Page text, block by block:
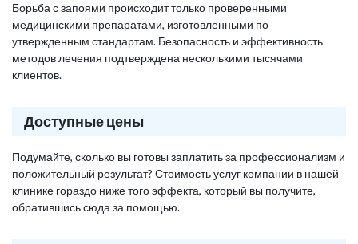
Борьба с запоями происходит только проверенными
медицинскими препаратами, изготовленными по
утвержденным стандартам. Безопасность и эффективность
методов лечения подтверждена несколькими тысячами
клиентов.
Доступные цены
Подумайте, сколько вы готовы заплатить за профессионализм и
положительный результат? Стоимость услуг компании в нашей
клинике гораздо ниже того эффекта, который вы получите,
обратившись сюда за помощью.